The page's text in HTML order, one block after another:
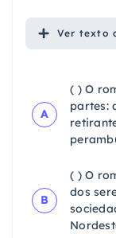
Ver texto
A
( ) O
partes:
B
( ) O
dos